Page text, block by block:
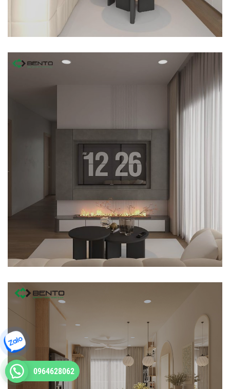
0964628062